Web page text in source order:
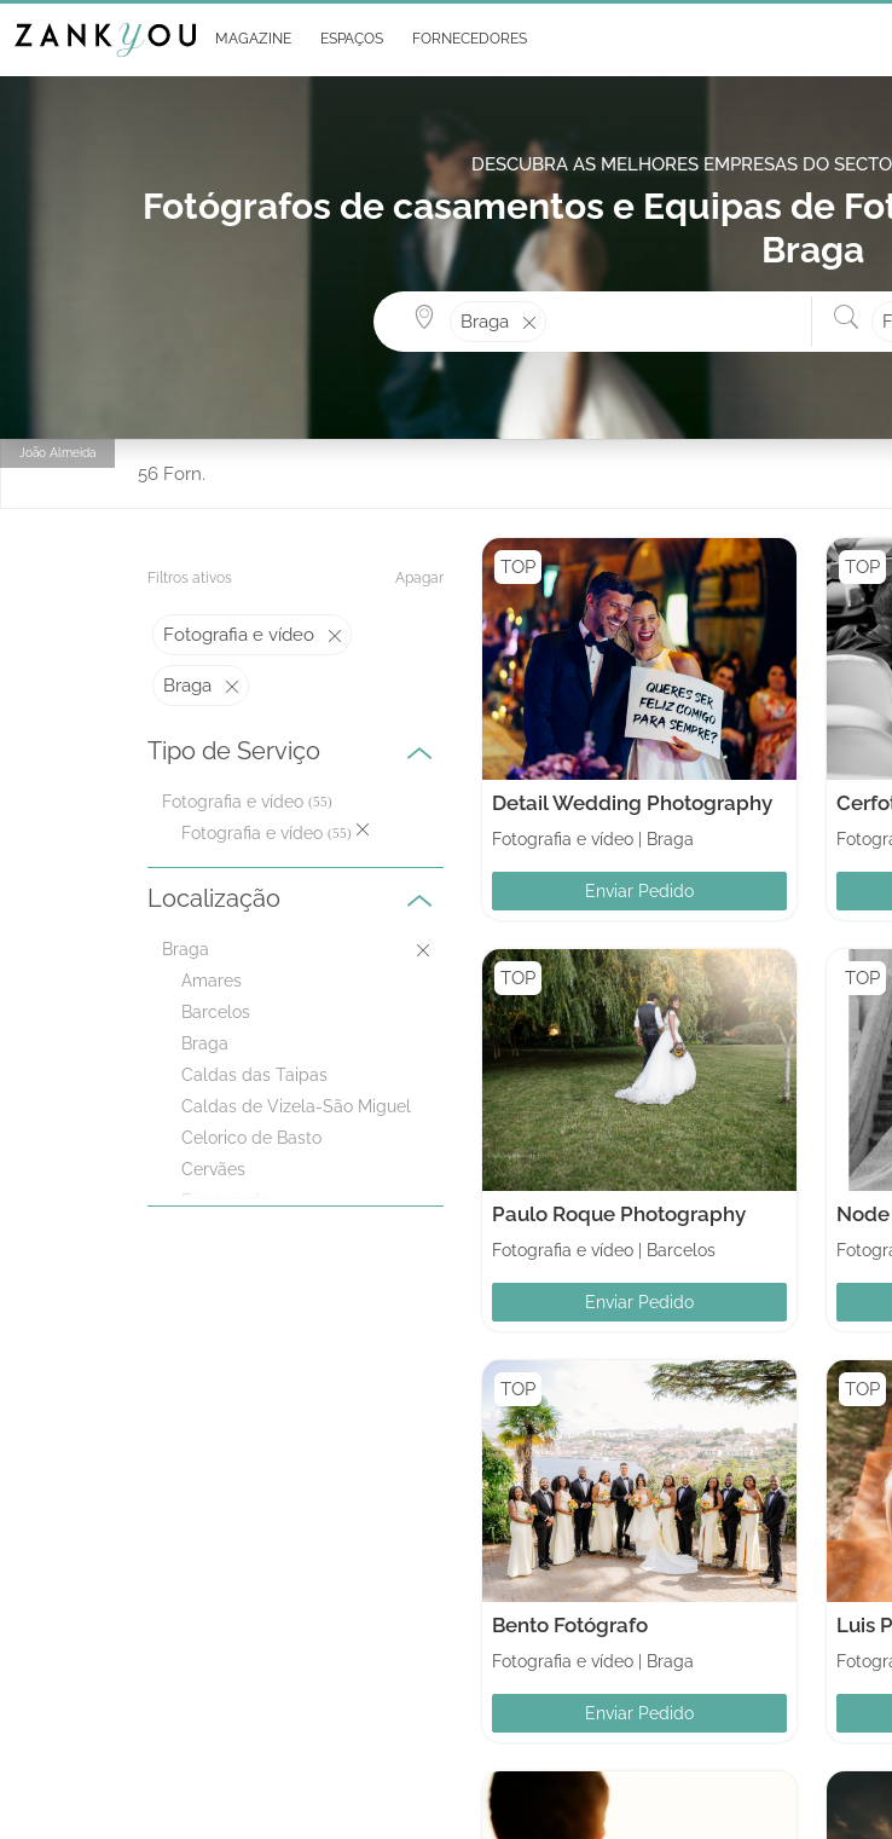
MAGAZINE ESPAÇOS FORNECEDORES
DESCUBRA AS MELHORES EMPRESAS DO
Fotógrafos de casamentos e Equipas de
Braga
Braga
João Almeida
56 Forn.
Filtros ativos Apagar
Fotografia e vídeo
Braga
Tipo de Serviço
Fotografia e vídeo (55)
Fotografia e vídeo (55)
Localização
Braga
Amares
Barcelos
Braga
Caldas das Taipas
Caldas de Vizela-São Miguel
Celorico de Basto
Cervães
Esposende
TOP
Detail Wedding Photography
Fotografia e vídeo Braga
Enviar Pedido
TOP
TOP
Paulo Roque Photography
Fotografia e vídeo Barcelos
Enviar Pedido
TOP
TOP
Bento Fotógrafo
Fotografia e vídeo Braga
Enviar Pedido
TOP
Luis